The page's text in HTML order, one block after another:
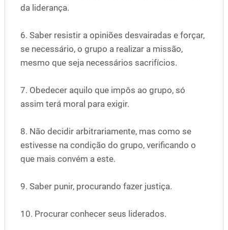
da liderança.
6. Saber resistir a opiniões desvairadas e forçar,
se necessário, o grupo a realizar a missão,
mesmo que seja necessários sacrifícios.
7. Obedecer aquilo que impôs ao grupo, só
assim terá moral para exigir.
8. Não decidir arbitrariamente, mas como se
estivesse na condição do grupo, verificando o
que mais convém a este.
9. Saber punir, procurando fazer justiça.
10. Procurar conhecer seus liderados.